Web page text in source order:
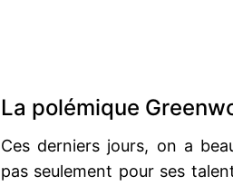
La polémique
Ces derniers jours, on a
pas seulement pour ses